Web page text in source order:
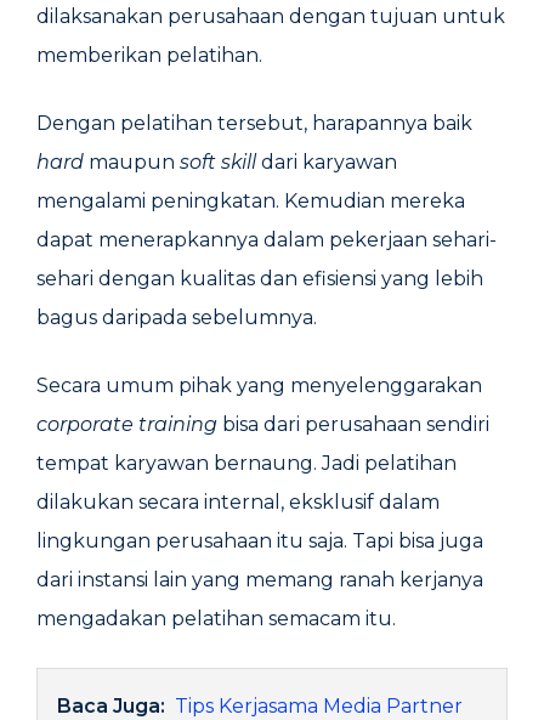
dilaksanakan perusahaan dengan tujuan untuk
memberikan pelatihan.
Dengan pelatihan tersebut, harapannya baik
hard maupun soft skill dari karyawan
mengalami peningkatan. Kemudian mereka
dapat menerapkannya dalam pekerjaan sehari-
sehari dengan kualitas dan efisiensi yang lebih
bagus daripada sebelumnya.
Secara umum pihak yang menyelenggarakan
corporate training bisa dari perusahaan sendiri
tempat karyawan bernaung. Jadi pelatihan
dilakukan secara internal, eksklusif dalam
lingkungan perusahaan itu saja. Tapi bisa juga
dari instansi lain yang memang ranah kerjanya
mengadakan pelatihan semacam itu.
Baca Juga: Tips Kerjasama Media Partner